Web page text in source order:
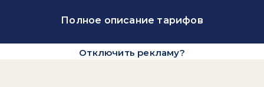
Полное описание тарифов
Отключить рекламу?